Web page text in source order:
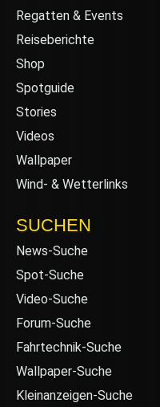
Regatten & Events
Reiseberichte
Shop
Spotguide
Stories
Videos
Wallpaper
Wind- & Wetterlinks
SUCHEN
News-Suche
Spot-Suche
Video-Suche
Forum-Suche
Fahrtechnik-Suche
Wallpaper-Suche
Kleinanzeigen-Suche